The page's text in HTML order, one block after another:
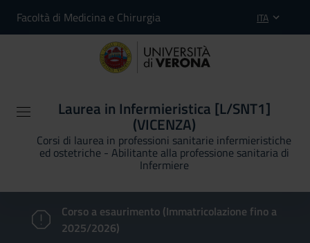
Facoltà di Medicina e Chirurgia ITA
Laurea in Infermieristica [L/SNT1]
(VICENZA)
Corsi di laurea in professioni sanitarie infermieristiche
ed ostetriche - Abilitante alla professione sanitaria di
Infermiere
Corso a esaurimento (Immatricolazione fino a
2025/2026)